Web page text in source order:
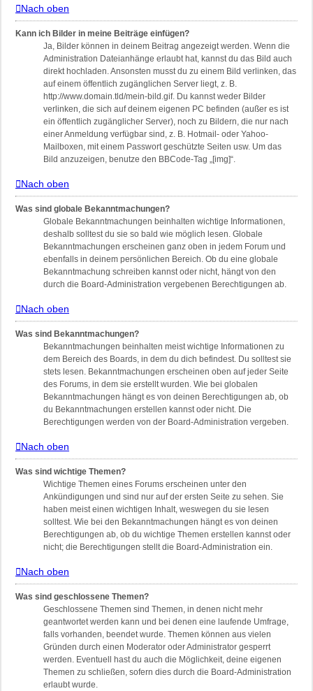
Nach oben
Kann ich Bilder in meine Beiträge einfügen?
Ja, Bilder können in deinem Beitrag angezeigt werden. Wenn die
Administration Dateianhänge erlaubt hat, kannst du das Bild auch
direkt hochladen. Ansonsten musst du zu einem Bild verlinken, das
auf einem öffentlich zugänglichen Server liegt, z. B.
http://www.domain.tld/mein-bild.gif. Du kannst weder Bilder
verlinken, die sich auf deinem eigenen PC befinden (außer es ist
ein öffentlich zugänglicher Server), noch zu Bildern, die nur nach
einer Anmeldung verfügbar sind, z. B. Hotmail- oder Yahoo-
Mailboxen, mit einem Passwort geschützte Seiten usw. Um das
Bild anzuzeigen, benutze den BBCode-Tag „[img]“.
Nach oben
Was sind globale Bekanntmachungen?
Globale Bekanntmachungen beinhalten wichtige Informationen,
deshalb solltest du sie so bald wie möglich lesen. Globale
Bekanntmachungen erscheinen ganz oben in jedem Forum und
ebenfalls in deinem persönlichen Bereich. Ob du eine globale
Bekanntmachung schreiben kannst oder nicht, hängt von den
durch die Board-Administration vergebenen Berechtigungen ab.
Nach oben
Was sind Bekanntmachungen?
Bekanntmachungen beinhalten meist wichtige Informationen zu
dem Bereich des Boards, in dem du dich befindest. Du solltest sie
stets lesen. Bekanntmachungen erscheinen oben auf jeder Seite
des Forums, in dem sie erstellt wurden. Wie bei globalen
Bekanntmachungen hängt es von deinen Berechtigungen ab, ob
du Bekanntmachungen erstellen kannst oder nicht. Die
Berechtigungen werden von der Board-Administration vergeben.
Nach oben
Was sind wichtige Themen?
Wichtige Themen eines Forums erscheinen unter den
Ankündigungen und sind nur auf der ersten Seite zu sehen. Sie
haben meist einen wichtigen Inhalt, weswegen du sie lesen
solltest. Wie bei den Bekanntmachungen hängt es von deinen
Berechtigungen ab, ob du wichtige Themen erstellen kannst oder
nicht; die Berechtigungen stellt die Board-Administration ein.
Nach oben
Was sind geschlossene Themen?
Geschlossene Themen sind Themen, in denen nicht mehr
geantwortet werden kann und bei denen eine laufende Umfrage,
falls vorhanden, beendet wurde. Themen können aus vielen
Gründen durch einen Moderator oder Administrator gesperrt
werden. Eventuell hast du auch die Möglichkeit, deine eigenen
Themen zu schließen, sofern dies durch die Board-Administration
erlaubt wurde.